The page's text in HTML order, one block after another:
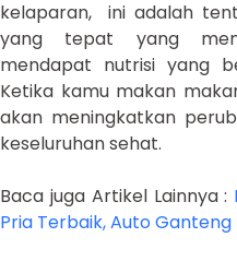
kelaparan, ini adalah
yang tepat yang
mendapat nutrisi yang
Ketika kamu makan
akan meningkatkan
keseluruhan sehat.
Baca juga Artikel Lainnya :
Pria Terbaik, Auto Ganteng